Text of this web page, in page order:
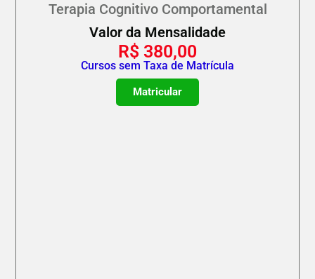
Terapia Cognitivo Comportamental
Valor da Mensalidade
R$ 380,00
Cursos sem Taxa de Matrícula
Matricular